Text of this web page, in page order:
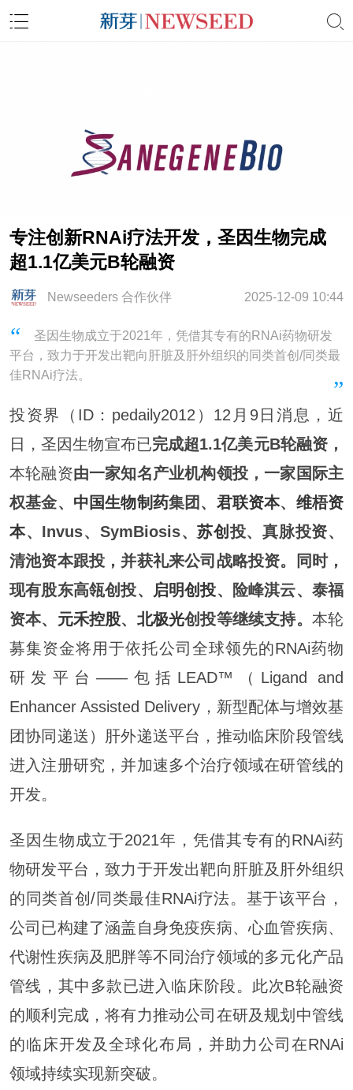
专注创新RNAi疗法开发，圣因生物完成
超1.1亿美元B轮融资
2025-12-09 10:44
Newseeders 合作伙伴
圣因生物成立于​2021年，凭借其专有的RNAi药物研发
平台，致力于开发出靶向肝脏及肝外组织的同类首创/同类最
佳RNAi疗法。
投资界（ID：pedaily2012）12月9日消息，近
日，圣因生物宣布已完成超1.1亿美元B轮融资，
本轮融资由一家知名产业机构领投，一家国际主
权基金、 中国生物制药集团、 君联资本、 维梧资
本、Invus、SymBiosis、苏创投、真脉投资、
清池资本跟投，并获礼来公司战略投资。同时，
现有股东高瓴创投、
启明创投、险峰淇云、泰福
资本、 元禾控股、 北极光创投等继续支持。 本轮
募集资金将用于依托公司全球领先的RNAi药物
研发平台——包括LEAD™（Ligand and
Enhancer Assisted Delivery，新型配体与增效基
团协同递送）肝外递送平台，推动临床阶段管线
进入注册研究，并加速多个治疗领域在研管线的
开发。
圣因生物成立于2021年，凭借其专有的RNAi药
物研发平台，致力于开发出靶向肝脏及肝外组织
的同类首创/同类最佳RNAi疗法。基于该平台，
公司已构建了涵盖自身免疫疾病、心血管疾病、
代谢性疾病及肥胖等不同治疗领域的多元化产品
管线，其中多款已进入临床阶段。此次B轮融资
的顺利完成，将有力推动公司在研及规划中管线
的临床开发及全球化布局，并助力公司在RNAi
领域持续实现新突破。